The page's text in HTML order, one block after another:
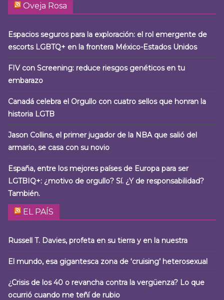
Oveja Rosa
Espacios seguros para la exploración: el rol emergente de
escorts LGBTQ+ en la frontera México-Estados Unidos
FIV con Screening: reduce riesgos genéticos en tu
embarazo
Canadá celebra el Orgullo con cuatro sellos que honran la
historia LGTB
Jason Collins, el primer jugador de la NBA que salió del
armario, se casa con su novio
España, entre los mejores países de Europa para ser
LGTBIQ+: ¿motivo de orgullo? Sí. ¿Y de responsabilidad?
También.
EL PAÍS
Russell T. Davies, profeta en su tierra y en la nuestra
El mundo, esa gigantesca zona de ‘cruising’ heterosexual
¿Crisis de los 40 o revancha contra la vergüenza? Lo que
ocurrió cuando me teñí de rubio